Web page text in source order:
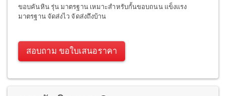
ขอบคันหิน รุ่น มาตรฐาน เหมาะสำหรับกั้นขอบถนน แข็งแรง
มาตรฐาน จัดส่งไว จัดส่งถึงบ้าน
สอบถาม ขอใบเสนอราคา